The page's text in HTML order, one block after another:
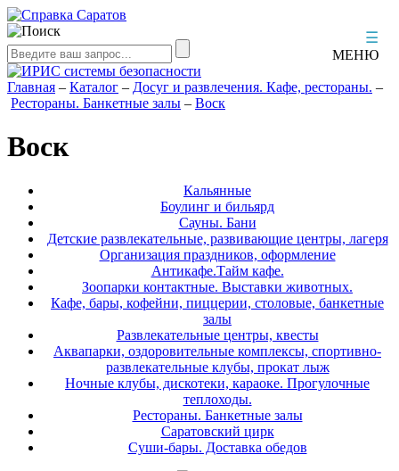
☰
МЕНЮ
Главная – Каталог – Досуг и развлечения. Кафе, рестораны. –
Рестораны. Банкетные залы – Воск
Воск
Кальянные
Боулинг и бильярд
Сауны. Бани
Детские развлекательные, развивающие центры, лагеря
Организация праздников, оформление
Антикафе.Тайм кафе.
Зоопарки контактные. Выставки животных.
Кафе, бары, кофейни, пиццерии, столовые, банкетные
залы
Развлекательные центры, квесты
Аквапарки, оздоровительные комплексы, спортивно-
развлекательные клубы, прокат лыж
Ночные клубы, дискотеки, караоке. Прогулочные
теплоходы.
Рестораны. Банкетные залы
Саратовский цирк
Суши-бары. Доставка обедов